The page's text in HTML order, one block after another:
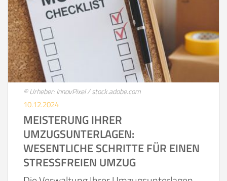
© Urheber: InnovPixel / stock.adobe.com
10.12.2024
MEISTERUNG IHRER
UMZUGSUNTERLAGEN:
WESENTLICHE SCHRITTE FÜR EINEN
STRESSFREIEN UMZUG